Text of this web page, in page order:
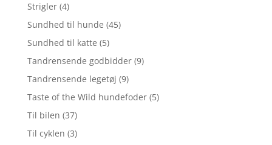
Strigler (4)
Sundhed til hunde (45)
Sundhed til katte (5)
Tandrensende godbidder (9)
Tandrensende legetøj (9)
Taste of the Wild hundefoder (5)
Til bilen (37)
Til cyklen (3)